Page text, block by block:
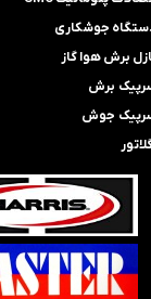
جوشکاری
برش هوا گاز
برش
جوش